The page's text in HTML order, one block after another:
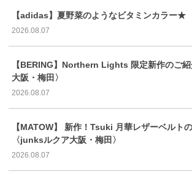
【adidas】夏野菜のようなビタミンカラー★
2026.08.07
【BERING】Northern Lights 限定新作のご
大阪・梅田〉
2026.08.07
【MATOW】 新作！Tsuki 月華レザーベルト
〈junksルクア大阪・梅田〉
2026.08.07